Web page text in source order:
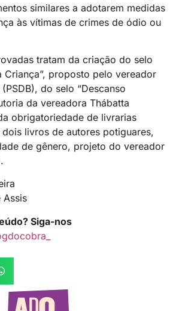
similares a adotarem medidas
às vítimas de crimes de ódio ou
tratam da criação do selo
Criança”, proposto pelo vereador
do selo “Descanso
da vereadora Thábatta
obrigatoriedade de livrarias
livros de autores potiguares,
de gênero, projeto do vereador
Assis
Siga-nos